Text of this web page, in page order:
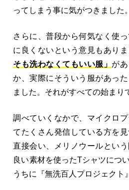
ってしまう事に気がつきました。
さらに、普段から何気なく使
に良くないという意見もあり
そも洗わなくてもいい服」 が
か、実際にそういう服があっ
ました。それがすべての始まり
調べていくなかで、マイクロ
てたくさん発信している方を
直接会い、メリノウールとい
良い素材を使ったTシャツにつ
うちに『無洗百人プロジェクト